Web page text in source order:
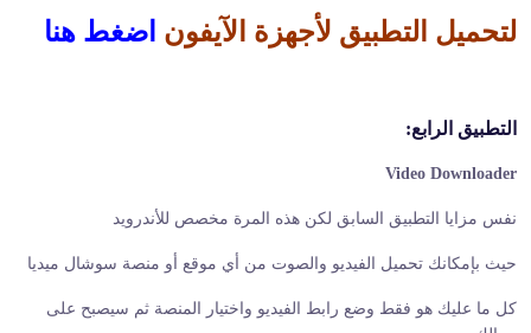
لتحميل التطبيق لأجهزة الآيفون اضغط هنا
التطبيق الرابع:
Video Downloader
نفس مزايا التطبيق السابق لكن هذه المرة مخصص للأندرويد
حيث بإمكانك تحميل الفيديو والصوت من أي موقع أو منصة سوشال ميديا
كل ما عليك هو فقط وضع رابط الفيديو واختيار المنصة ثم سيصبح على